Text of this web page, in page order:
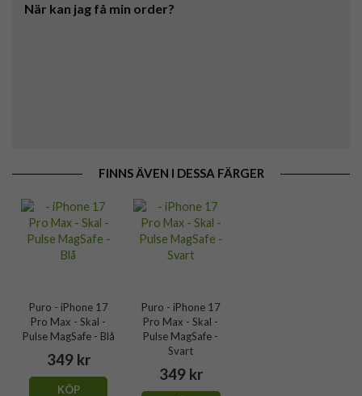
När kan jag få min order?
FINNS ÄVEN I DESSA FÄRGER
Puro - iPhone 17
Pro Max - Skal -
Pulse MagSafe - Blå
349 kr
KÖP
Puro - iPhone 17
Pro Max - Skal -
Pulse MagSafe -
Svart
349 kr